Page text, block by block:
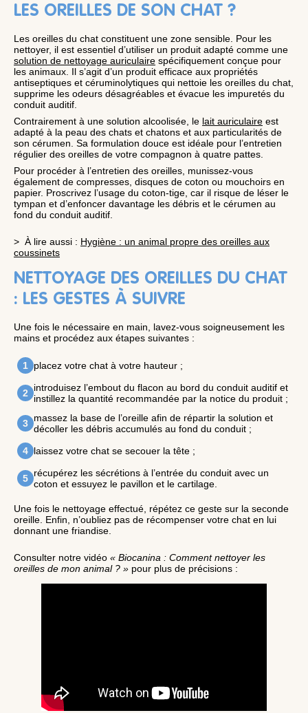
LES OREILLES DE SON CHAT ?
Les oreilles du chat constituent une zone sensible. Pour les
nettoyer, il est essentiel d’utiliser un produit adapté comme une
solution de nettoyage auriculaire spécifiquement conçue pour
les animaux. Il s’agit d’un produit efficace aux propriétés
antiseptiques et céruminolytiques qui nettoie les oreilles du chat,
supprime les odeurs désagréables et évacue les impuretés du
conduit auditif.
Contrairement à une solution alcoolisée, le lait auriculaire est
adapté à la peau des chats et chatons et aux particularités de
son cérumen. Sa formulation douce est idéale pour l’entretien
régulier des oreilles de votre compagnon à quatre pattes.
Pour procéder à l’entretien des oreilles, munissez-vous
également de compresses, disques de coton ou mouchoirs en
papier. Proscrivez l’usage du coton-tige, car il risque de léser le
tympan et d’enfoncer davantage les débris et le cérumen au
fond du conduit auditif.
> À lire aussi : Hygiène : un animal propre des oreilles aux
coussinets
NETTOYAGE DES OREILLES DU CHAT
: LES GESTES À SUIVRE
Une fois le nécessaire en main, lavez-vous soigneusement les
mains et procédez aux étapes suivantes :
placez votre chat à votre hauteur ;
introduisez l’embout du flacon au bord du conduit auditif et
instillez la quantité recommandée par la notice du produit ;
massez la base de l’oreille afin de répartir la solution et
décoller les débris accumulés au fond du conduit ;
laissez votre chat se secouer la tête ;
récupérez les sécrétions à l’entrée du conduit avec un
coton et essuyez le pavillon et le cartilage.
Une fois le nettoyage effectué, répétez ce geste sur la seconde
oreille. Enfin, n’oubliez pas de récompenser votre chat en lui
donnant une friandise.
Consulter notre vidéo « Biocanina : Comment nettoyer les
oreilles de mon animal ? » pour plus de précisions :